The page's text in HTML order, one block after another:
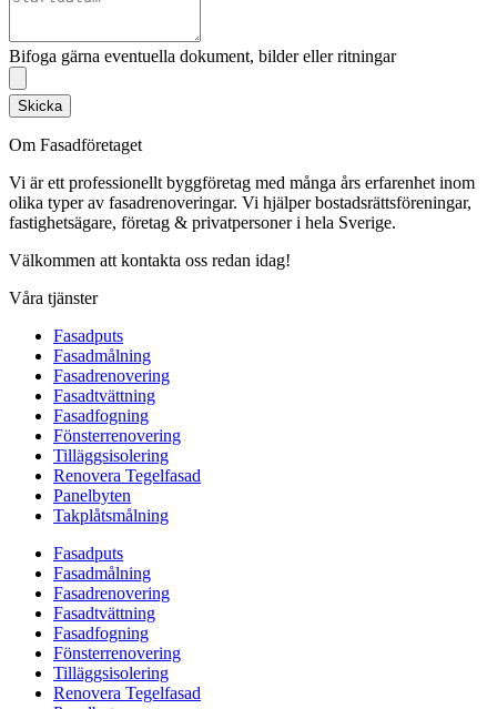
Bifoga gärna eventuella dokument, bilder eller ritningar
Skicka
Om Fasadföretaget
Vi är ett professionellt byggföretag med många års erfarenhet inom
olika typer av fasadrenoveringar. Vi hjälper bostadsrättsföreningar,
fastighetsägare, företag & privatpersoner i hela Sverige.
Välkommen att kontakta oss redan idag!
Våra tjänster
Fasadputs
Fasadmålning
Fasadrenovering
Fasadtvättning
Fasadfogning
Fönsterrenovering
Tilläggsisolering
Renovera Tegelfasad
Panelbyten
Takplåtsmålning
Fasadputs
Fasadmålning
Fasadrenovering
Fasadtvättning
Fasadfogning
Fönsterrenovering
Tilläggsisolering
Renovera Tegelfasad